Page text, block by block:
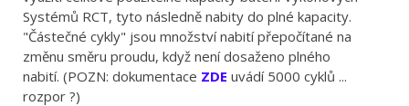
Systémů RCT, tyto následně nabity do plné kapacity.
"Částečné cykly" jsou množství nabití přepočítané na
změnu směru proudu, když není dosaženo plného
nabití. (POZN: dokumentace ZDE uvádí 5000 cyklů ...
rozpor ?)